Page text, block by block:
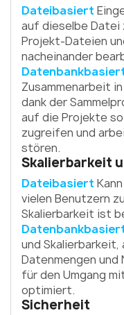
Dateibasiert
auf dieselbe Datei
Projekt-Dateien
nacheinander
Zusammenarbeit
dank der
auf die Projekte
zugreifen und
stören.
Skalierbarkeit
Dateibasiert
vielen Benutzern
Skalierbarkeit ist
und Skalierbarkeit,
Datenmengen und
für den Umgang
optimiert.
Sicherheit